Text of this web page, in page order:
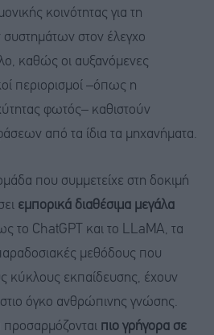
κοινότητας για τη
στον έλεγχο
καθώς οι αυξανόμενες
περιορισμοί –όπως η
φωτός– καθιστούν
από τα ίδια τα μηχανήματα.
που συμμετείχε στη δοκιμή
εμπορικά διαθέσιμα μεγάλα
το ChatGPT και το LLaMA, τα
μεθόδους που
κύκλους εκπαίδευσης, έχουν
όγκο ανθρώπινης γνώσης.
προσαρμόζονται πιο γρήγορα σε